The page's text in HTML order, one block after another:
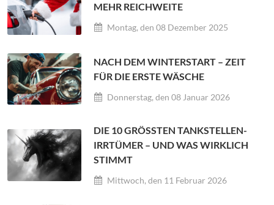
MEHR REICHWEITE
Montag, den 08 Dezember 2025
NACH DEM WINTERSTART – ZEIT
FÜR DIE ERSTE WÄSCHE
Donnerstag, den 08 Januar 2026
DIE 10 GRÖSSTEN TANKSTELLEN-I
RRTÜMER – UND WAS WIRKLICH S
TIMMT
Mittwoch, den 11 Februar 2026